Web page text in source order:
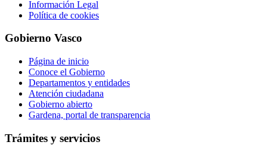
Información Legal
Política de cookies
Gobierno Vasco
Página de inicio
Conoce el Gobierno
Departamentos y entidades
Atención ciudadana
Gobierno abierto
Gardena, portal de transparencia
Trámites y servicios